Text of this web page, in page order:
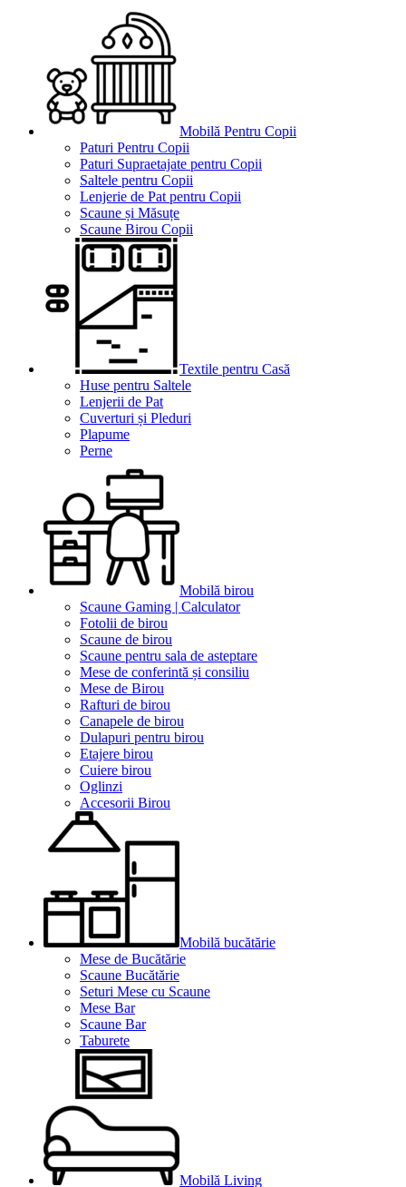
Mobilă Pentru Copii
Paturi Pentru Copii
Paturi Supraetajate pentru Copii
Saltele pentru Copii
Lenjerie de Pat pentru Copii
Scaune și Măsuțe
Scaune Birou Copii
Textile pentru Casă
Huse pentru Saltele
Lenjerii de Pat
Cuverturi și Pleduri
Plapume
Perne
Mobilă birou
Scaune Gaming | Calculator
Fotolii de birou
Scaune de birou
Scaune pentru sala de asteptare
Mese de conferintă și consiliu
Mese de Birou
Rafturi de birou
Canapele de birou
Dulapuri pentru birou
Etajere birou
Cuiere birou
Oglinzi
Accesorii Birou
Mobilă bucătărie
Mese de Bucătărie
Scaune Bucătărie
Seturi Mese cu Scaune
Mese Bar
Scaune Bar
Taburete
Mobilă Living